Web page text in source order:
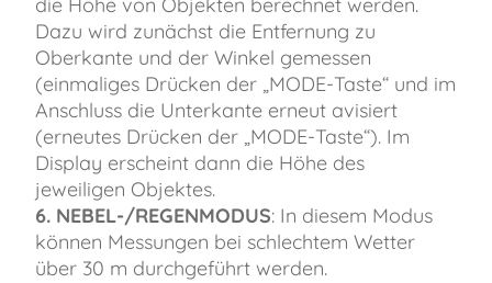
die Höhe von Objekten berechnet werden.
Dazu wird zunächst die Entfernung zu
Oberkante und der Winkel gemessen
(einmaliges Drücken der „MODE-Taste“ und im
Anschluss die Unterkante erneut avisiert
(erneutes Drücken der „MODE-Taste“). Im
Display erscheint dann die Höhe des
jeweiligen Objektes.
6. NEBEL-/REGENMODUS: In diesem Modus
können Messungen bei schlechtem Wetter
über 30 m durchgeführt werden.